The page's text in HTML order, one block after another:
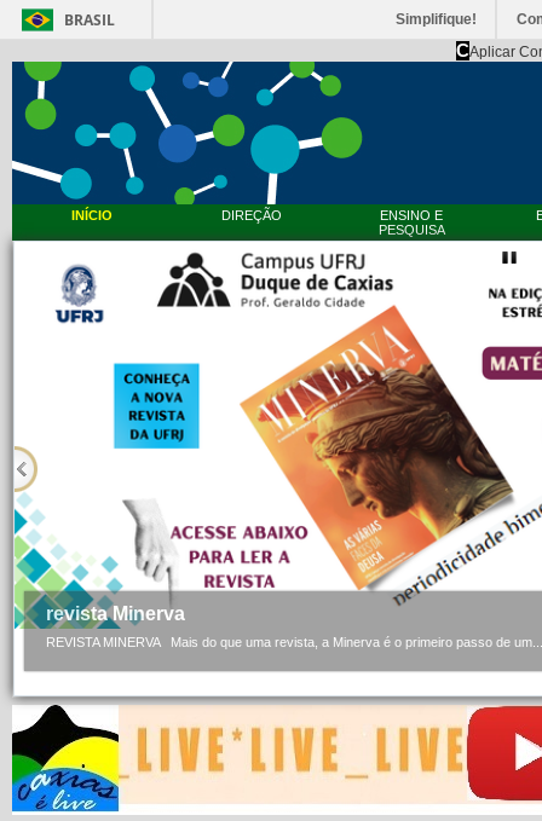
BRASIL Simplifique!
CAplicar
INÍCIO DIREÇÃO
ENSINO E
PESQUISA
revista Minerva
REVISTA MINERVA Mais do que uma revista, a Minerva é o primeiro passo de um...